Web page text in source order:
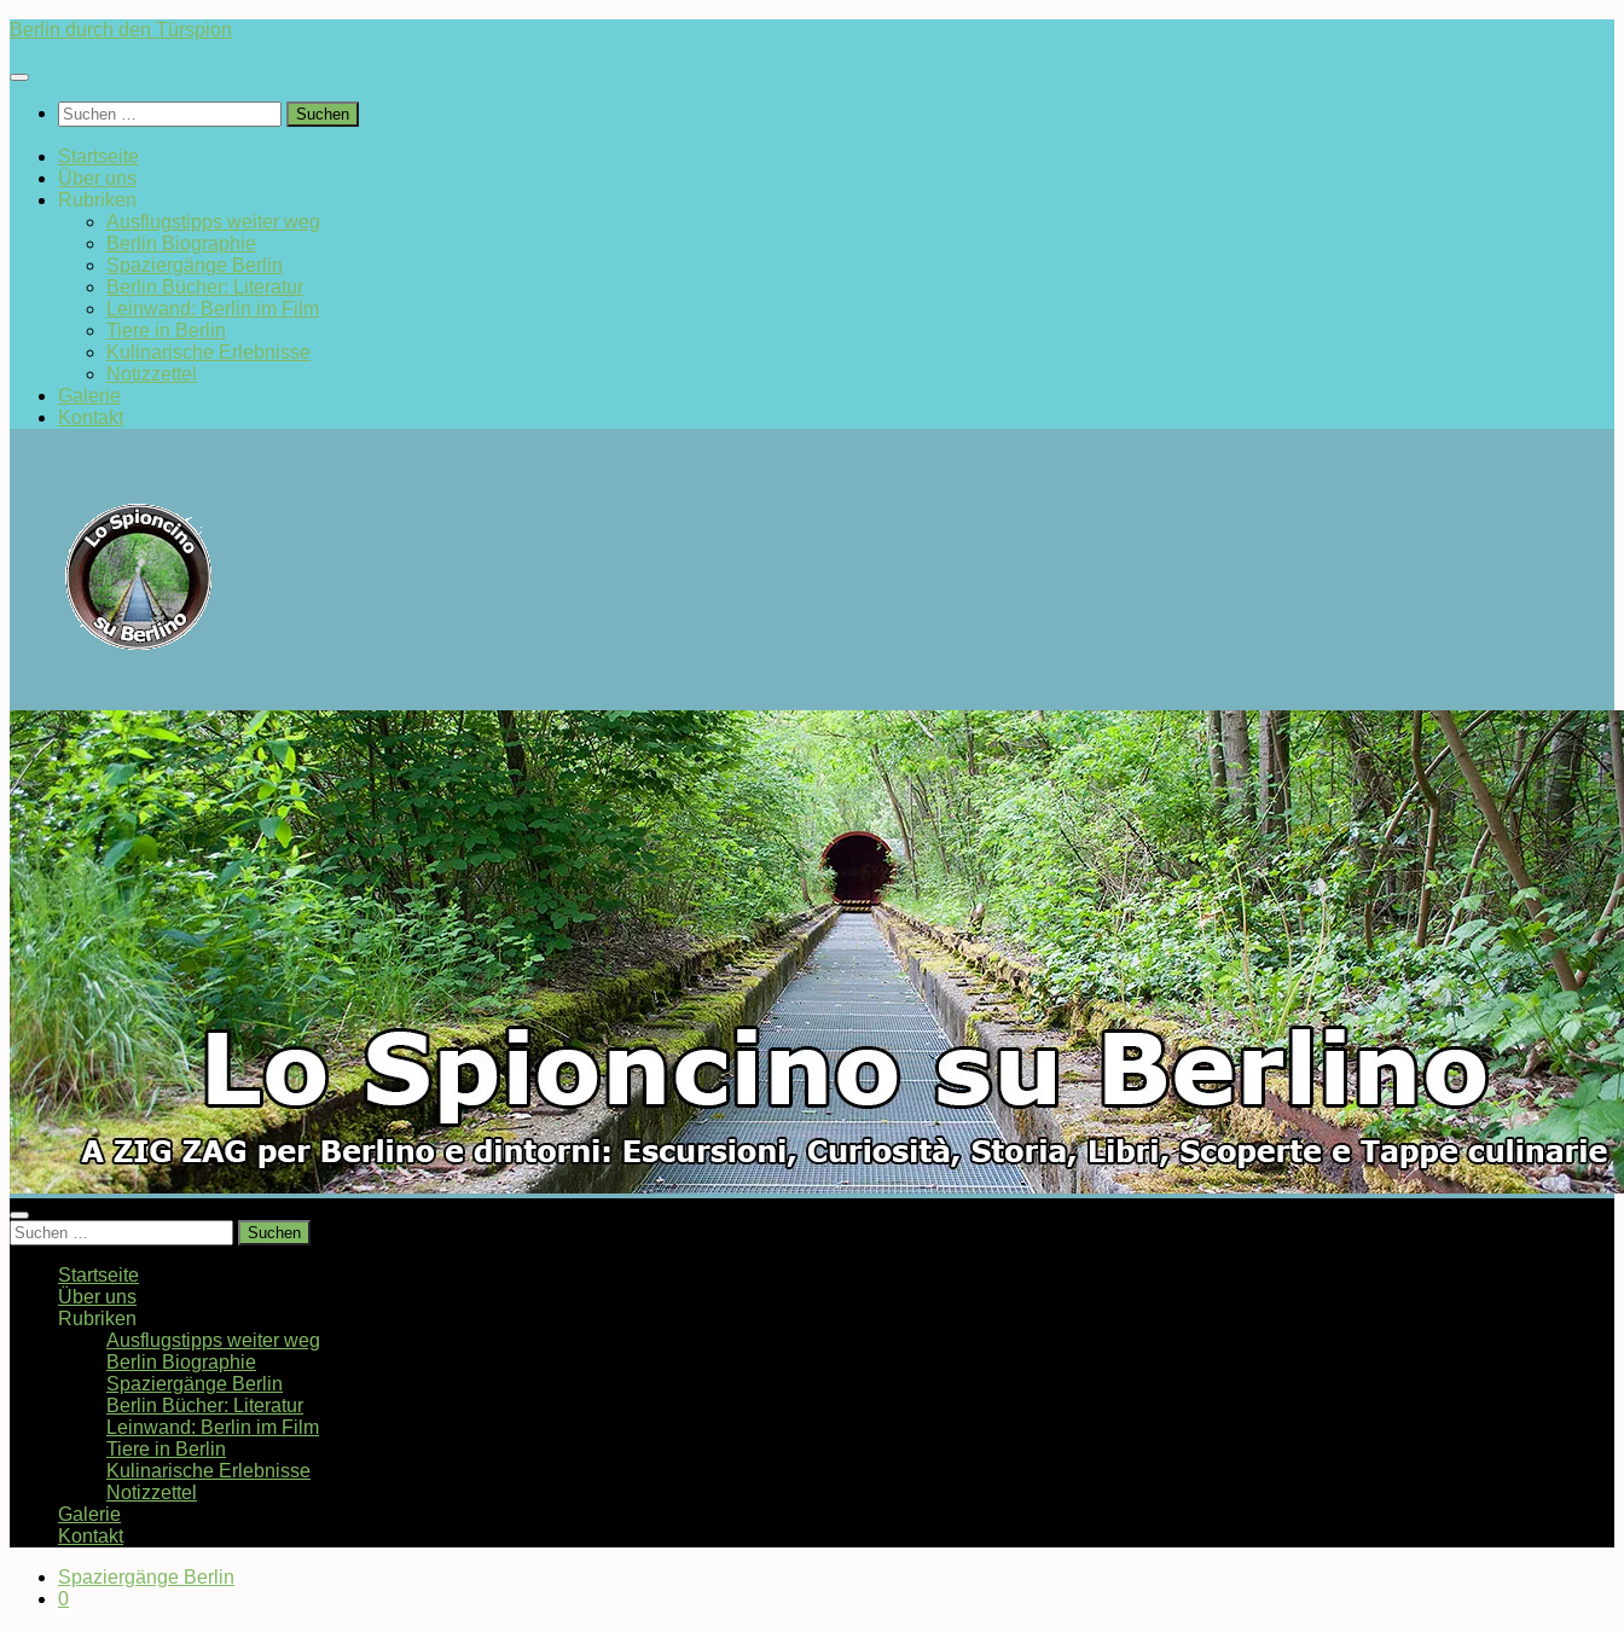
Zum
springen
Berlin durch den Türspion
Suchen
nach:
Startseite
Über uns
Rubriken
Ausflugstipps weiter weg
Berlin Biographie
Spaziergänge Berlin
Berlin Bücher: Literatur
Leinwand: Berlin im Film
Tiere in Berlin
Kulinarische Erlebnisse
Notizzettel
Galerie
Kontakt
Suchen
nach:
Startseite
Über uns
Rubriken
Ausflugstipps weiter weg
Berlin Biographie
Spaziergänge Berlin
Berlin Bücher: Literatur
Leinwand: Berlin im Film
Tiere in Berlin
Kulinarische Erlebnisse
Notizzettel
Galerie
Kontakt
Spaziergänge Berlin
0